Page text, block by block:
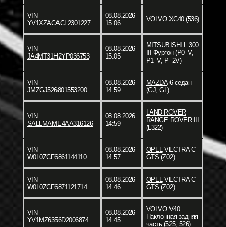
VIN
YV1XZACACL2301227
08.08.2026
15:06
VOLVOXC40 (536)
VIN
JA4MT31H2YP036753
08.08.2026
15:05
MITSUBISHI L 300
III Фургон (P0_V,
P1_V, P_2V)
VIN
JMZGJ526801553200
08.08.2026
14:59
MAZDA6 седан
(GJ, GL)
VIN
SALLMAME4AA316126
08.08.2026
14:59
LAND ROVER
RANGE ROVER III
(L322)
VIN
W0L0ZCF6861144110
08.08.2026
14:57
OPELVECTRA C
GTS (Z02)
VIN
W0L0ZCF6871121714
08.08.2026
14:46
OPELVECTRA C
GTS (Z02)
VIN
YV1MZ6356D2006874
08.08.2026
14:45
VOLVOV40
Наклонная задняя
часть (525, 526)